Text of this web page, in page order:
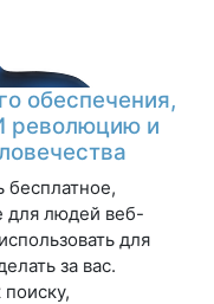
обеспечения,
революцию и
бесплатное,
для людей веб-
для
за вас.